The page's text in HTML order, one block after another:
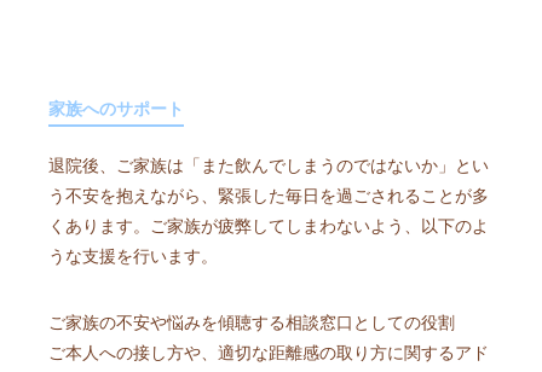
家族へのサポート
退院後、ご家族は「また飲んでしまうのではないか」とい
う不安を抱えながら、緊張した毎日を過ごされることが多
くあります。ご家族が疲弊してしまわないよう、以下のよ
うな支援を行います。
ご家族の不安や悩みを傾聴する相談窓口としての役割
ご本人への接し方や、適切な距離感の取り方に関するアド